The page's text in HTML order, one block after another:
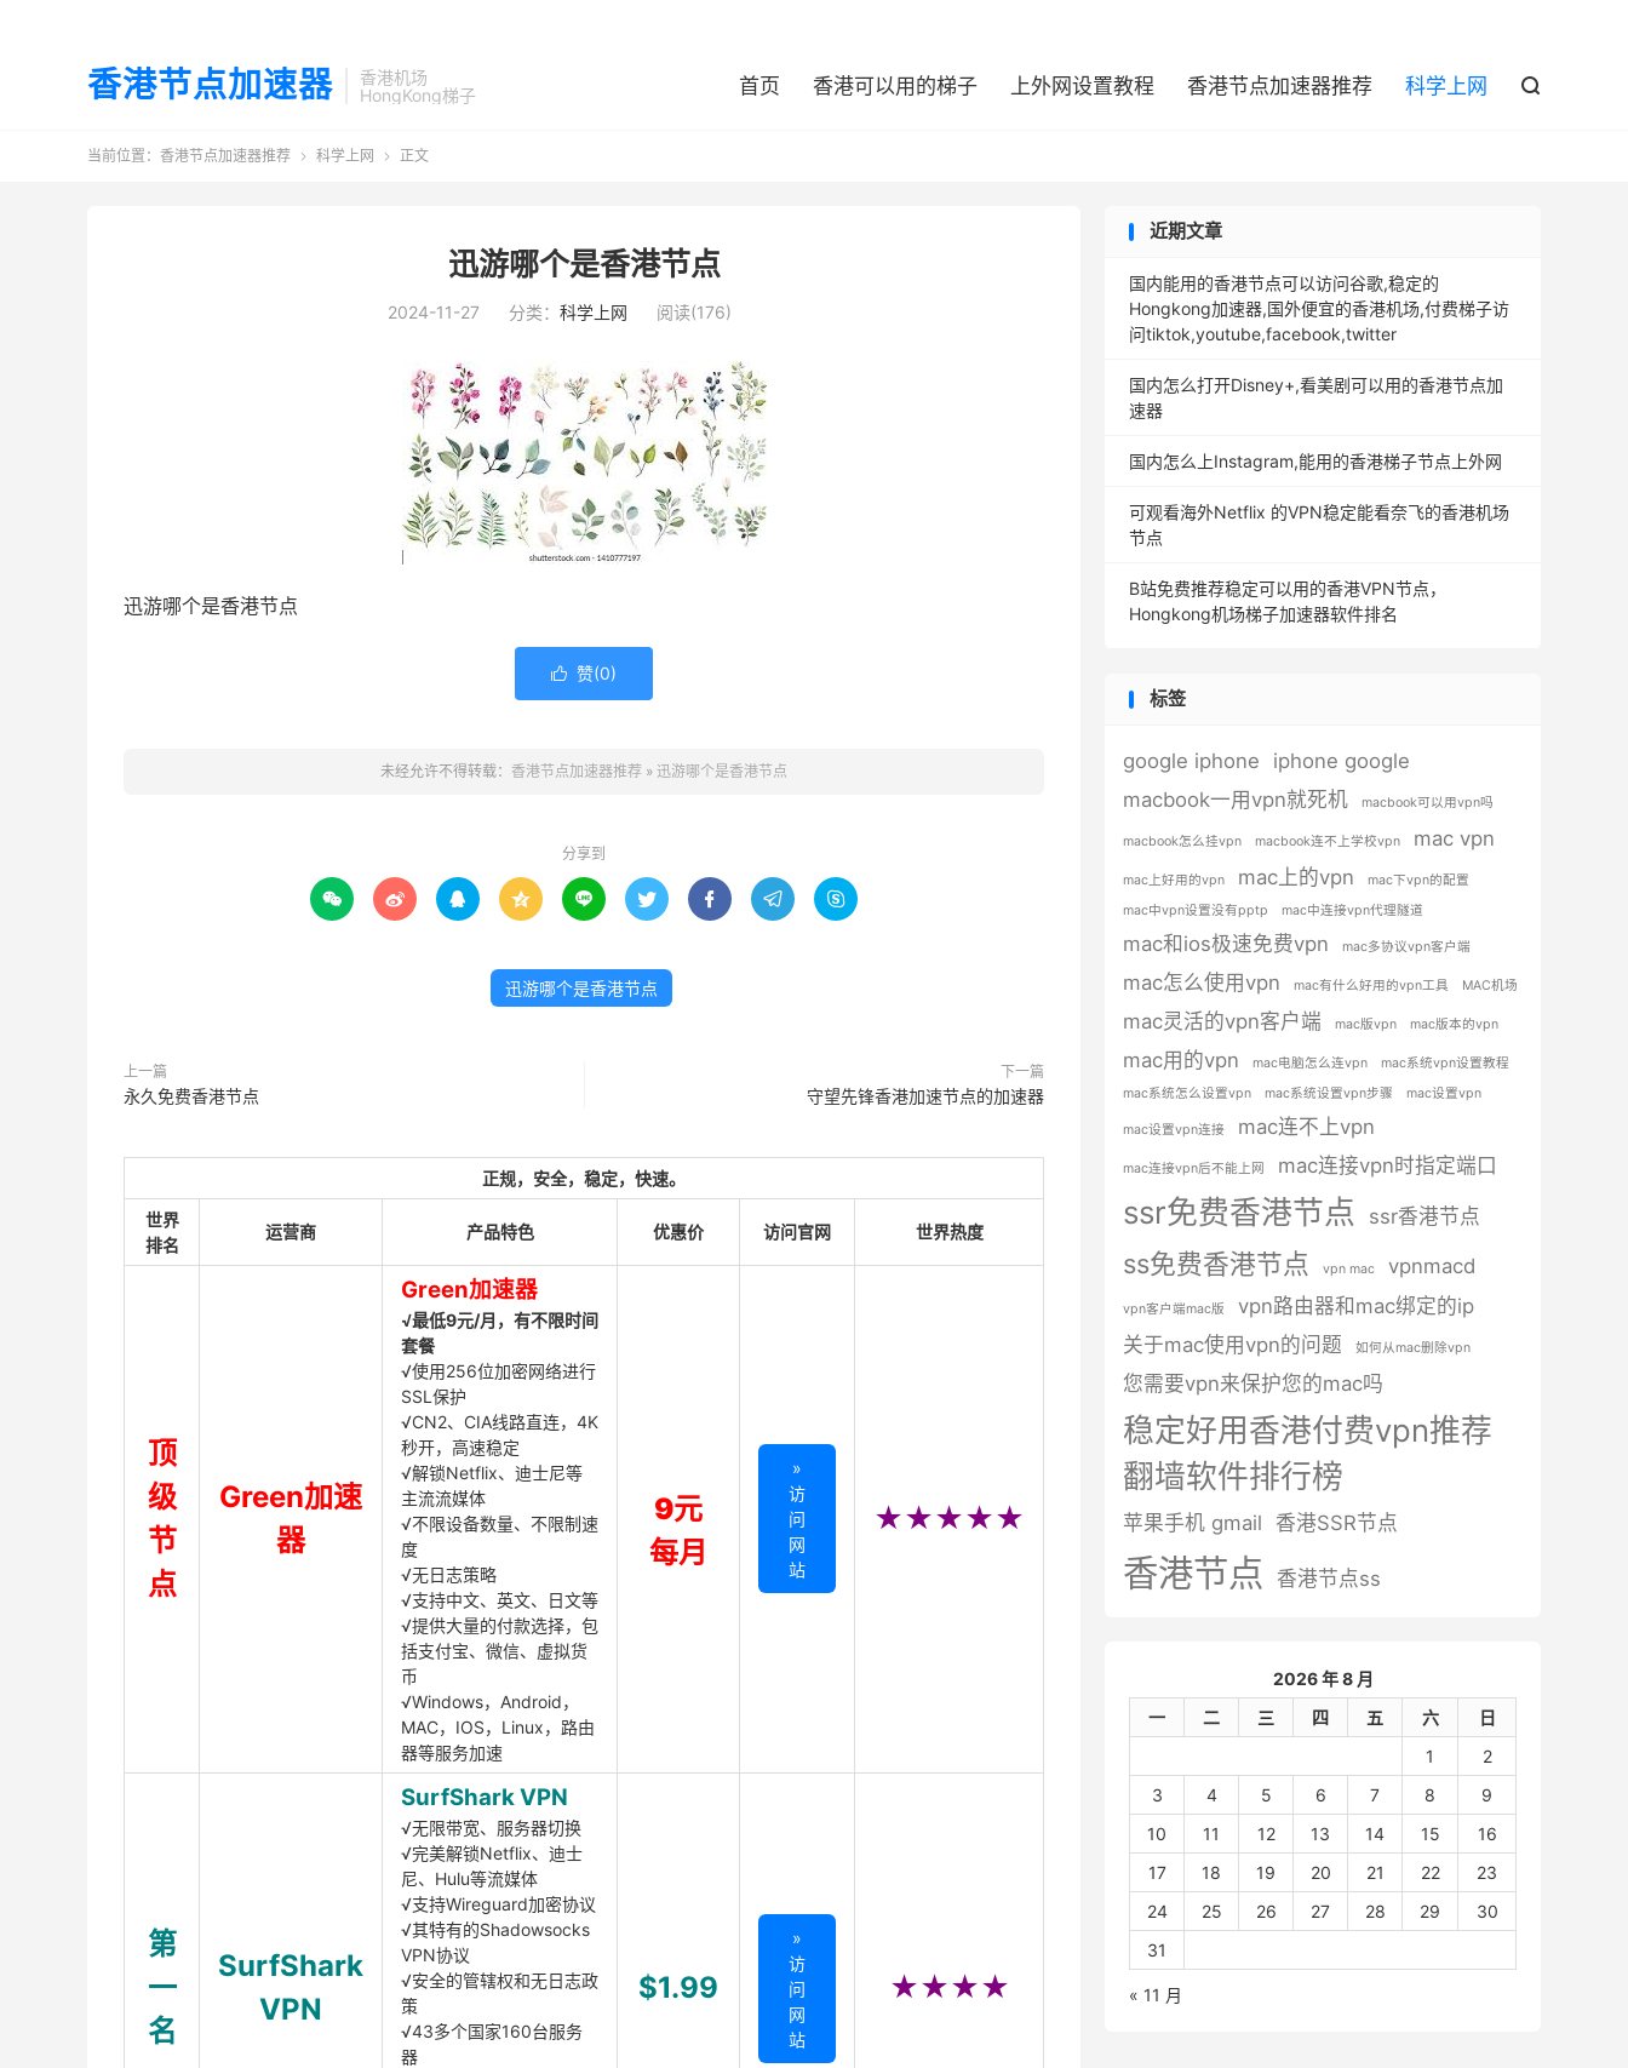
香港节点加速器
香港机场
HongKong梯子
首页 香港可以用的梯子 上外网设置教程 香港节点加速器推荐 科学上网 
当前位置： 香港节点加速器推荐  科学上网  正文
迅游哪个是香港节点
2024-11-27 分类： 科学上网 阅读(176)
迅游哪个是香港节点
 赞(0)
未经允许不得转载： 香港节点加速器推荐 » 迅游哪个是香港节点
分享到
        
迅游哪个是香港节点
上一篇
永久免费香港节点
下一篇
守望先锋香港加速节点的加速器
正规，安全，稳定，快速。
世界
排名
运营商 产品特色 优惠价 访问官网 世界热度
顶
级
节
点
Green加速
器
Green加速器
√最低9元/月，有不限时间
套餐
√使用256位加密网络进行
SSL保护
√CN2、CIA线路直连，4K
秒开，高速稳定
√解锁Netflix、迪士尼等
主流流媒体
√不限设备数量、不限制速
度
√无日志策略
√支持中文、英文、日文等
√提供大量的付款选择，包
括支付宝、微信、虚拟货
币
√Windows，Android，
MAC，IOS，Linux，路由
器等服务加速
9元
每月
»
访
问
网
站
★★★★★
第
一
名
SurfShark
VPN
SurfShark VPN
√无限带宽、服务器切换
√完美解锁Netflix、迪士
尼、Hulu等流媒体
√支持Wireguard加密协议
√其特有的Shadowsocks
VPN协议
√安全的管辖权和无日志政
策
√43多个国家160台服务
器
$1.99
»
访
问
网
站
★★★★
近期文章
国内能用的香港节点可以访问谷歌,稳定的
Hongkong加速器,国外便宜的香港机场,付费梯子访
问tiktok,youtube,facebook,twitter
国内怎么打开Disney+,看美剧可以用的香港节点加
速器
国内怎么上Instagram,能用的香港梯子节点上外网
可观看海外Netflix 的VPN稳定能看奈飞的香港机场
节点
B站免费推荐稳定可以用的香港VPN节点，
Hongkong机场梯子加速器软件排名
标签
google iphone
iphone google
macbook一用vpn就死机
macbook可以用vpn吗
macbook怎么挂vpn macbook连不上学校vpn mac vpn
mac上好用的vpn mac上的vpn
mac下vpn的配置
mac中vpn设置没有pptp
mac中连接vpn代理隧道
mac和ios极速免费vpn mac多协议vpn客户端
mac怎么使用vpn mac有什么好用的vpn工具 MAC机场
mac灵活的vpn客户端 mac版vpn mac版本的vpn
mac用的vpn mac电脑怎么连vpn
mac系统vpn设置教程
mac系统怎么设置vpn
mac系统设置vpn步骤 mac设置vpn
mac设置vpn连接 mac连不上vpn
mac连接vpn后不能上网 mac连接vpn时指定端口
ssr免费香港节点 ssr香港节点
ss免费香港节点 vpn mac vpnmacd
vpn客户端mac版
vpn路由器和mac绑定的ip
关于mac使用vpn的问题
如何从mac删除vpn
您需要vpn来保护您的mac吗
稳定好用香港付费vpn推荐
翻墙软件排行榜
苹果手机 gmail 香港SSR节点
香港节点 香港节点ss
2026 年 8 月
一
二 三 四 五 六
日
1
2
3
4 5 6 7 8
9
10
11 12 13 14 15
16
17
18 19 20 21 22
23
24
25 26 27 28 29
30
31
« 11 月